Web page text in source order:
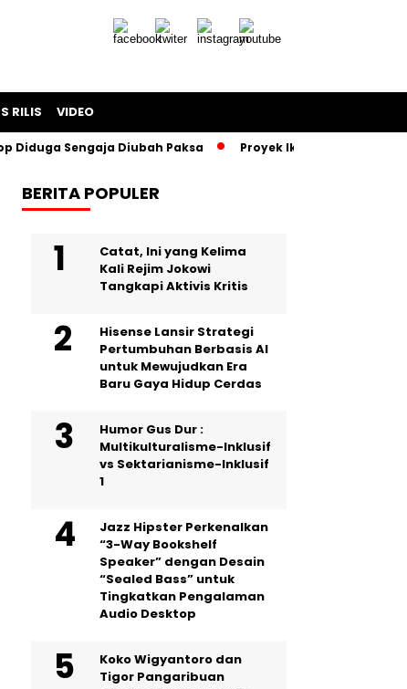
RILIS VIDEO
Sengaja Diubah Paksa Proyek Iklan Bank BJB Diduga
BERITA POPULER
Catat, Ini yang Kelima
Kali Rejim Jokowi
Tangkapi Aktivis Kritis
Hisense Lansir Strategi
Pertumbuhan Berbasis AI
untuk Mewujudkan Era
Baru Gaya Hidup Cerdas
Humor Gus Dur :
Multikulturalisme-Inklusif
vs Sektarianisme-Inklusif
1
Jazz Hipster Perkenalkan
“3-Way Bookshelf
Speaker” dengan Desain
“Sealed Bass” untuk
Tingkatkan Pengalaman
Audio Desktop
Koko Wigyantoro dan
Tigor Pangaribuan